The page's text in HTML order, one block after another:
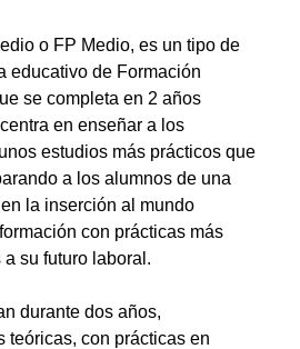
o FP Medio, es un tipo de
educativo de Formación
se completa en 2 años
en enseñar a los
estudios más prácticos que
a los alumnos de una
la inserción al mundo
con prácticas más
su futuro laboral.
durante dos años,
teóricas, con prácticas en